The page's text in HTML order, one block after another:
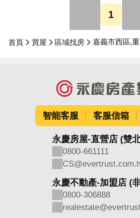
1
首頁 買屋 區域找房 嘉義市西區,
智能客服 客服信箱
永慶房屋-直營店 (雙
0800-661111
永慶不動產-加盟店 (
0800-306888